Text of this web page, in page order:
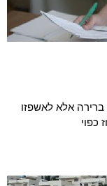
ברירה אלא לאשפזו
כפוי